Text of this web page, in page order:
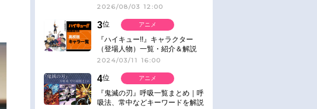
2026/08/03 12:00
3位
『ハイキュー!!』キャラクター
（登場人物）一覧・紹介＆解説
2024/03/11 16:00
アニメ
4位
『鬼滅の刃』呼吸一覧まとめ｜呼
吸法、常中などキーワードを解説
アニメ